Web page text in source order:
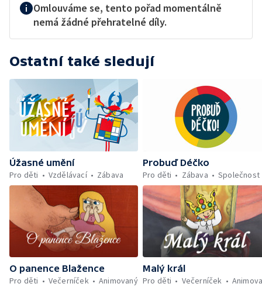
Omlouváme se, tento pořad momentálně
nemá žádné přehratelné díly.
Ostatní také sledují
Úžasné umění
Pro děti
Vzdělávací Zábava
Probuď Déčko
Pro děti
Zábava Společnost
O panence Blažence
Pro děti
Večerníček Animovaný
Malý král
Pro děti
Večerníček